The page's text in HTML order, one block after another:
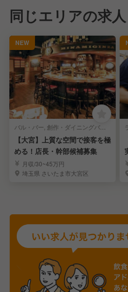
同じエリアの求人
NEW
バル・バー, 創作・ダイニングバー | 店長・店長候補
【大宮】上質な空間で接客を極
める！店長・幹部候補募集
月収/30~45万円
埼玉県 さいたま市大宮区